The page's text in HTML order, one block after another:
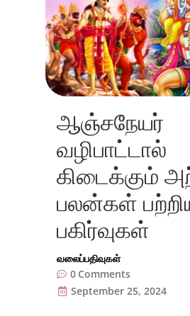
ஆஞ்சநேயர்
வழிபாட்டால்
கிடைக்கும்
பலன்கள்
பகிர்வுகள்
வலைப்பதிவுகள்
0 Comments
September 25, 2024